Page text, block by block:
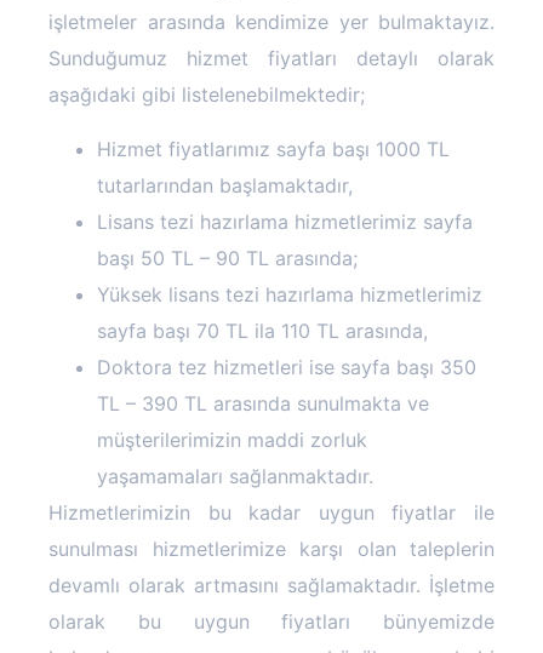
işletmeler arasında kendimize yer bulmaktayız.
Sunduğumuz hizmet fiyatları detaylı olarak
aşağıdaki gibi listelenebilmektedir;
Hizmet fiyatlarımız sayfa başı 1000 TL
tutarlarından başlamaktadır,
Lisans tezi hazırlama hizmetlerimiz sayfa
başı 50 TL – 90 TL arasında;
Yüksek lisans tezi hazırlama hizmetlerimiz
sayfa başı 70 TL ila 110 TL arasında,
Doktora tez hizmetleri ise sayfa başı 350
TL – 390 TL arasında sunulmakta ve
müşterilerimizin maddi zorluk
yaşamamaları sağlanmaktadır.
Hizmetlerimizin bu kadar uygun fiyatlar ile
sunulması hizmetlerimize karşı olan taleplerin
devamlı olarak artmasını sağlamaktadır. İşletme
olarak bu uygun fiyatları bünyemizde